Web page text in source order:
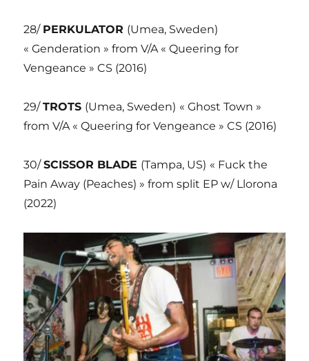
28/ PERKULATOR (Umea, Sweden)
« Genderation » from V/A « Queering for
Vengeance » CS (2016)
29/TROTS (Umea, Sweden) « Ghost Town »
from V/A « Queering for Vengeance » CS (2016)
30/SCISSOR BLADE (Tampa, US) « Fuck the
Pain Away (Peaches) » from split EP w/ Llorona
(2022)